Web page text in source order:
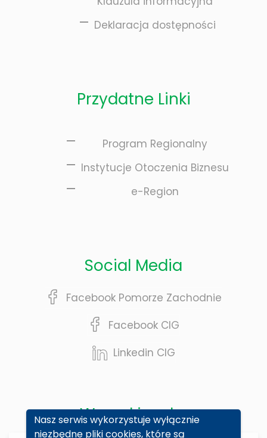
Nasz serwis wykorzystuje wyłącznie
niezbędne pliki cookies, które są
Deklaracja dostępności
Przydatne Linki
Program Regionalny
Instytucje Otoczenia Biznesu
e-Region
Social Media
Facebook Pomorze Zachodnie
Facebook CIG
Linkedin CIG
Wyszukiwarka